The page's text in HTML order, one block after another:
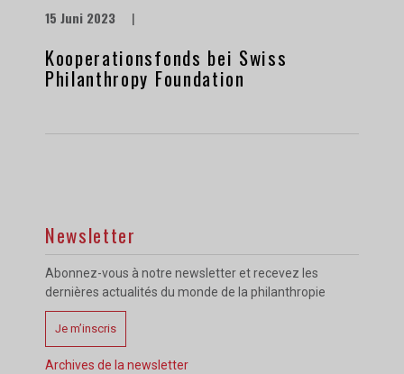
15 Juni 2023 |
Kooperationsfonds bei Swiss
Philanthropy Foundation
Newsletter
Abonnez-vous à notre newsletter et recevez les
dernières actualités du monde de la philanthropie
Je m’inscris
Archives de la newsletter